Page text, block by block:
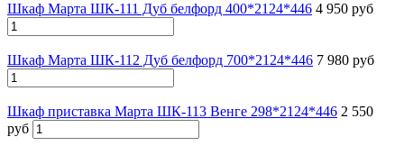
Шкаф Марта ШК-111 Дуб белфорд 400*2124*446 4 950 руб
Шкаф Марта ШК-112 Дуб белфорд 700*2124*446 7 980 руб
Шкаф приставка Марта ШК-113 Венге 298*2124*446 2 550
руб